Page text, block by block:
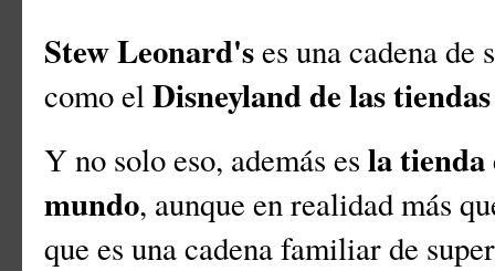
Stew Leonard'ses una cadena
como elDisneyland de las
Y no solo eso, además es la tienda
mundo, aunque en realidad más
que es una cadena familiar de